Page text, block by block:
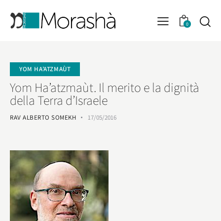
0
YOM HA’ATZMAÙT
Yom Ha’atzmaùt. Il merito e la dignità
della Terra d’Israele
RAV ALBERTO SOMEKH 17/05/2016